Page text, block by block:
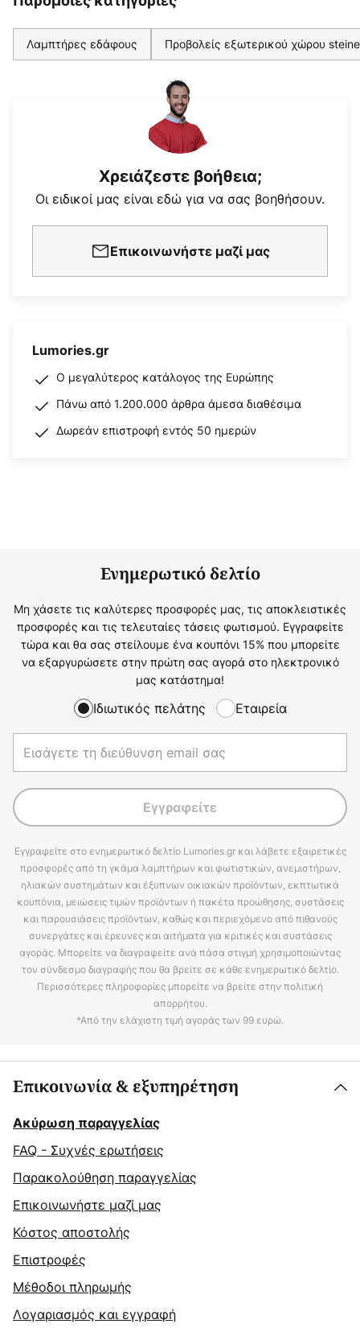
Λαμπτήρες εδάφους Προβολείς εξωτερικού χώρου
Χρειάζεστε βοήθεια;
Οι ειδικοί μας είναι εδώ για να σας βοηθήσουν.
Επικοινωνήστε μαζί μας
Lumories.gr
Ο μεγαλύτερος κατάλογος της Ευρώπης
Πάνω από 1.200.000 άρθρα άμεσα διαθέσιμα
Δωρεάν επιστροφή εντός 50 ημερών
Ενημερωτικό δελτίο
Μη χάσετε τις καλύτερες προσφορές μας, τις αποκλειστικές
προσφορές και τις τελευταίες τάσεις φωτισμού. Εγγραφείτε
τώρα και θα σας στείλουμε ένα κουπόνι 15% που μπορείτε
να εξαργυρώσετε στην πρώτη σας αγορά στο ηλεκτρονικό
μας κατάστημα!
Ιδιωτικός πελάτης Εταιρεία
Εγγραφείτε
Εγγραφείτε στο ενημερωτικό δελτίο Lumories.gr και λάβετε εξαιρετικές
προσφορές από τη γκάμα λαμπτήρων και φωτιστικών, ανεμιστήρων,
ηλιακών συστημάτων και έξυπνων οικιακών προϊόντων, εκπτωτικά
κουπόνια, μειώσεις τιμών προϊόντων ή πακέτα προώθησης, συστάσεις
και παρουσιάσεις προϊόντων, καθώς και περιεχόμενο από πιθανούς
συνεργάτες και έρευνες και αιτήματα για κριτικές και συστάσεις
αγοράς. Μπορείτε να διαγραφείτε ανά πάσα στιγμή χρησιμοποιώντας
τον σύνδεσμο διαγραφής που θα βρείτε σε κάθε ενημερωτικό δελτίο.
Περισσότερες πληροφορίες μπορείτε να βρείτε στην πολιτική
απορρήτου.
*Από την ελάχιστη τιμή αγοράς των 99 ευρώ.
Επικοινωνία & εξυπηρέτηση
Ακύρωση παραγγελίας
FAQ - Συχνές ερωτήσεις
Παρακολούθηση παραγγελίας
Επικοινωνήστε μαζί μας
Κόστος αποστολής
Επιστροφές
Μέθοδοι πληρωμής
Λογαριασμός και εγγραφή